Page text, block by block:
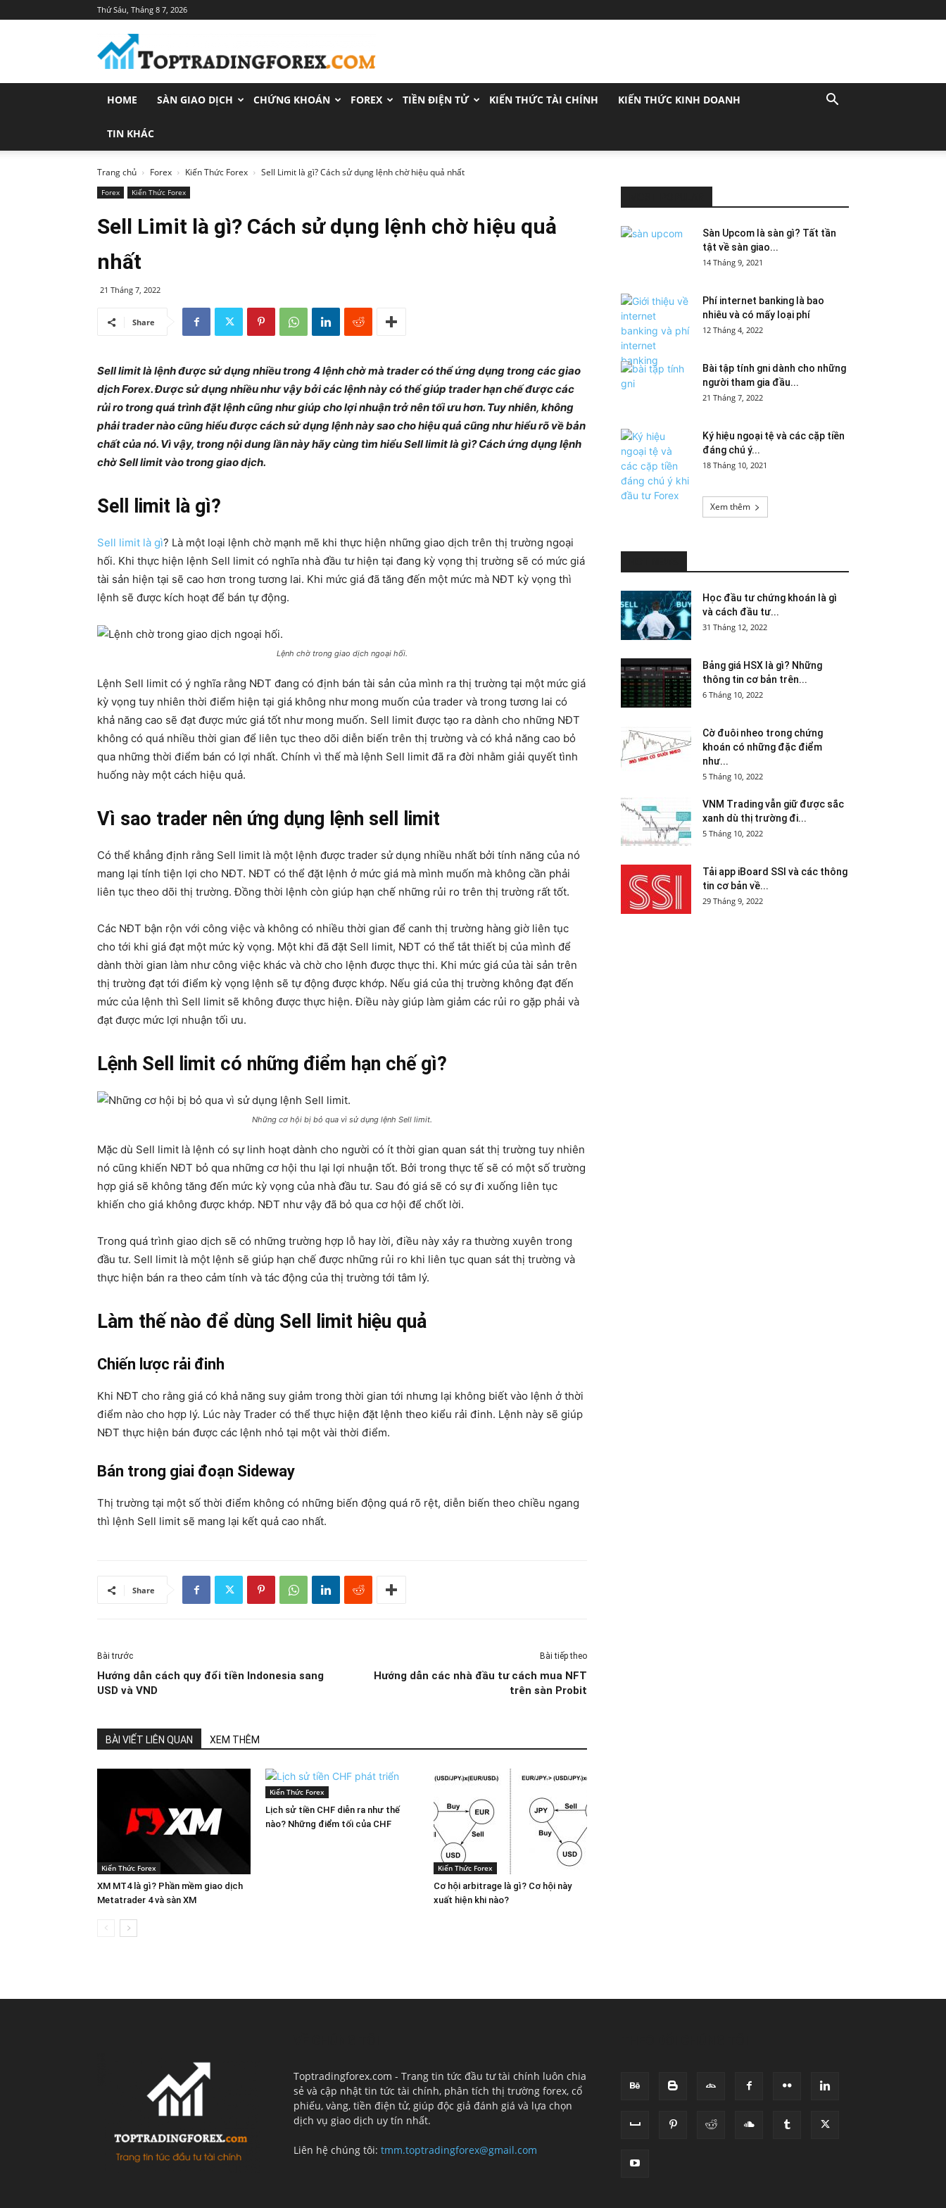
Thứ Sáu, Tháng 8 7, 2026
Trang
Tin
Tức
Đầu
HOME SÀN GIAO DỊCH CHỨNG KHOÁN FOREX TIỀN ĐIỆN TỬ KIẾN THỨC TÀI CHÍNH KIẾN THỨC KINH DOANH
TIN KHÁC
Trang chủ Forex Kiến Thức Forex Sell Limit là gì? Cách sử dụng lệnh chờ hiệu quả nhất
Forex Kiến Thức Forex
Sell Limit là gì? Cách sử dụng lệnh chờ hiệu quả
nhất
21 Tháng 7, 2022
Share
Sell limit là lệnh được sử dụng nhiều trong 4 lệnh chờ mà trader có thể ứng dụng trong các giao
dịch Forex. Được sử dụng nhiều như vậy bởi các lệnh này có thể giúp trader hạn chế được các
rủi ro trong quá trình đặt lệnh cũng như giúp cho lợi nhuận trở nên tối ưu hơn. Tuy nhiên, không
phải trader nào cũng hiểu được cách sử dụng lệnh này sao cho hiệu quả cũng như hiểu rõ về bản
chất của nó. Vì vậy, trong nội dung lần này hãy cùng tìm hiểu Sell limit là gì? Cách ứng dụng lệnh
chờ Sell limit vào trong giao dịch.
Sell limit là gì?
Sell limit là gì? Là một loại lệnh chờ mạnh mẽ khi thực hiện những giao dịch trên thị trường ngoại
hối. Khi thực hiện lệnh Sell limit có nghĩa nhà đầu tư hiện tại đang kỳ vọng thị trường sẽ có mức giá
tài sản hiện tại sẽ cao hơn trong tương lai. Khi mức giá đã tăng đến một mức mà NĐT kỳ vọng thì
lệnh sẽ được kích hoạt để bán tự động.
Lệnh chờ trong giao dịch ngoại hối.
Lệnh Sell limit có ý nghĩa rằng NĐT đang có định bán tài sản của mình ra thị trường tại một mức giá
kỳ vọng tuy nhiên thời điểm hiện tại giá không như mong muốn của trader và trong tương lai có
khả năng cao sẽ đạt được mức giá tốt như mong muốn. Sell limit được tạo ra dành cho những NĐT
không có quá nhiều thời gian để liên tục theo dõi diễn biến trên thị trường và có khả năng cao bỏ
qua những thời điểm bán có lợi nhất. Chính vì thế mà lệnh Sell limit đã ra đời nhằm giải quyết tình
huống này một cách hiệu quả.
Vì sao trader nên ứng dụng lệnh sell limit
Có thể khẳng định rằng Sell limit là một lệnh được trader sử dụng nhiều nhất bởi tính năng của nó
mang lại tính tiện lợi cho NĐT. NĐT có thể đặt lệnh ở mức giá mà mình muốn mà không cần phải
liên tục theo dõi thị trường. Đồng thời lệnh còn giúp hạn chế những rủi ro trên thị trường rất tốt.
Các NĐT bận rộn với công việc và không có nhiều thời gian để canh thị trường hàng giờ liên tục
cho tới khi giá đạt một mức kỳ vọng. Một khi đã đặt Sell limit, NĐT có thể tắt thiết bị của mình để
dành thời gian làm như công việc khác và chờ cho lệnh được thực thi. Khi mức giá của tài sản trên
thị trường đạt tới điểm kỳ vọng lệnh sẽ tự động được khớp. Nếu giá của thị trường không đạt đến
mức của lệnh thì Sell limit sẽ không được thực hiện. Điều này giúp làm giảm các rủi ro gặp phải và
đạt được mức lợi nhuận tối ưu.
Lệnh Sell limit có những điểm hạn chế gì?
Những cơ hội bị bỏ qua vì sử dụng lệnh Sell limit.
Mặc dù Sell limit là lệnh có sự linh hoạt dành cho người có ít thời gian quan sát thị trường tuy nhiên
nó cũng khiến NĐT bỏ qua những cơ hội thu lại lợi nhuận tốt. Bởi trong thực tế sẽ có một số trường
hợp giá sẽ không tăng đến mức kỳ vọng của nhà đầu tư. Sau đó giá sẽ có sự đi xuống liên tục
khiến cho giá không được khớp. NĐT như vậy đã bỏ qua cơ hội để chốt lời.
Trong quá trình giao dịch sẽ có những trường hợp lỗ hay lời, điều này xảy ra thường xuyên trong
đầu tư. Sell limit là một lệnh sẽ giúp hạn chế được những rủi ro khi liên tục quan sát thị trường và
thực hiện bán ra theo cảm tính và tác động của thị trường tới tâm lý.
Làm thế nào để dùng Sell limit hiệu quả
Chiến lược rải đinh
Khi NĐT cho rằng giá có khả năng suy giảm trong thời gian tới nhưng lại không biết vào lệnh ở thời
điểm nào cho hợp lý. Lúc này Trader có thể thực hiện đặt lệnh theo kiểu rải đinh. Lệnh này sẽ giúp
NĐT thực hiện bán được các lệnh nhỏ tại một vài thời điểm.
Bán trong giai đoạn Sideway
Thị trường tại một số thời điểm không có những biến động quá rõ rệt, diễn biến theo chiều ngang
thì lệnh Sell limit sẽ mang lại kết quả cao nhất.
Share
Bài trước
Hướng dẫn cách quy đổi tiền Indonesia sang
USD và VND
Bài tiếp theo
Hướng dẫn các nhà đầu tư cách mua NFT
trên sàn Probit
BÀI VIẾT LIÊN QUAN XEM THÊM
Kiến Thức Forex
XM MT4 là gì? Phần mềm giao dịch
Metatrader 4 và sàn XM
Kiến Thức Forex
Lịch sử tiền CHF diễn ra như thế
nào? Những điểm tối của CHF
Kiến Thức Forex
Cơ hội arbitrage là gì? Cơ hội này
xuất hiện khi nào?
Sàn Upcom là sàn gì? Tất tần
tật về sàn giao...
14 Tháng 9, 2021
Phí internet banking là bao
nhiêu và có mấy loại phí
12 Tháng 4, 2022
Bài tập tính gni dành cho những
người tham gia đầu...
21 Tháng 7, 2022
Ký hiệu ngoại tệ và các cặp tiền
đáng chú ý...
18 Tháng 10, 2021
Xem thêm
Học đầu tư chứng khoán là gì
và cách đầu tư...
31 Tháng 12, 2022
Bảng giá HSX là gì? Những
thông tin cơ bản trên...
6 Tháng 10, 2022
Cờ đuôi nheo trong chứng
khoán có những đặc điểm
như...
5 Tháng 10, 2022
VNM Trading vẫn giữ được sắc
xanh dù thị trường đi...
5 Tháng 10, 2022
Tải app iBoard SSI và các thông
tin cơ bản về...
29 Tháng 9, 2022
Toptradingforex.com - Trang tin tức đầu tư tài chính luôn chia
sẻ và cập nhật tin tức tài chính, phân tích thị trường forex, cổ
phiếu, vàng, tiền điện tử, giúp độc giả đánh giá và lựa chọn
dịch vụ giao dịch uy tín nhất.
Liên hệ chúng tôi: tmm.toptradingforex@gmail.com